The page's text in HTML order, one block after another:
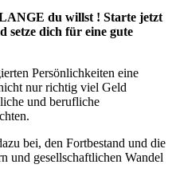
du willst ! Starte jetzt
setze dich für eine gute
Persönlichkeiten eine
nur richtig viel Geld
und berufliche
bei, den Fortbestand und die
und gesellschaftlichen Wandel